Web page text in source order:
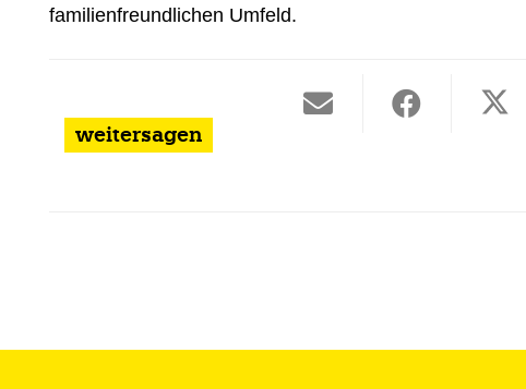
familienfreundlichen Umfeld.
weitersagen